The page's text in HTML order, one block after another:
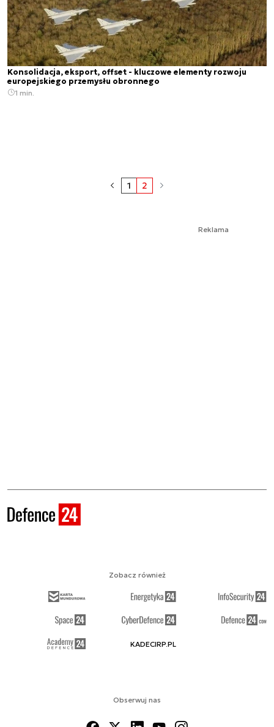
Konsolidacja, eksport, offset - kluczowe elementy rozwoju
europejskiego przemysłu obronnego
1 min.
1 2
Reklama
Obserwuj nas
Zobacz również
KADECIRP.PL